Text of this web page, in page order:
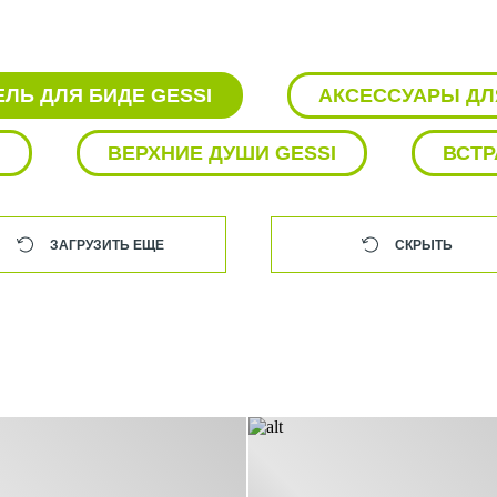
ДЛЯ БИДЕ GESSI АКСЕССУАРЫ
ВЕРХНИЕ ДУШИ GESSI
ДУШ GESSI ДУШЕВАЯ ЛЕЙКА GESSI
РАКОВИНА GESSI СМЕСИТЕЛИ
ЗАГРУЗИТЬ ЕЩЕ СКРЫТЬ